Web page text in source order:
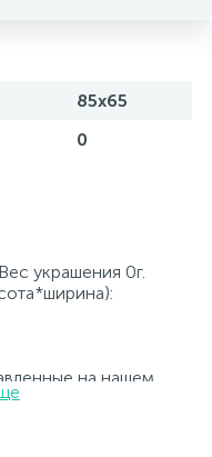
85х65
0
украшения 0г.
на нашем
качества, а также